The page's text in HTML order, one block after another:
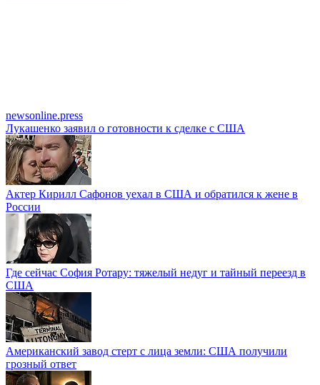
newsonline.press
Лукашенко заявил о готовности к сделке с США
Актер Кирилл Сафонов уехал в США и обратился к жене в
России
Где сейчас София Ротару: тяжелый недуг и тайный переезд в
США
Американский завод стерт с лица земли: США получили
грозный ответ